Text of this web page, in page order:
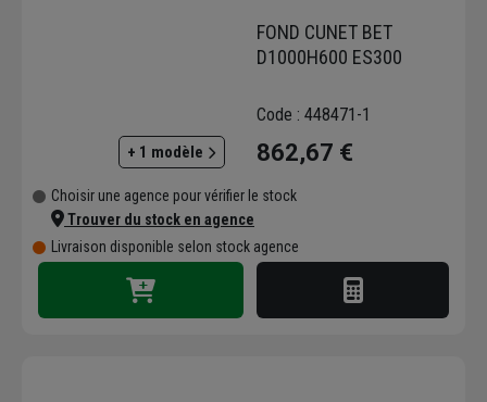
+ 1 modèle
FOND CUNET BET
D1000H600 ES300
Code : 448471-1
862,67 €
Choisir une agence pour vérifier le stock
Trouver du stock en agence
Livraison disponible selon stock agence